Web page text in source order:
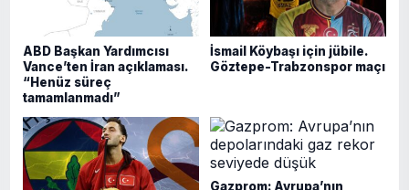
ABD Başkan Yardımcısı
Vance’ten İran açıklaması.
“Henüz süreç
tamamlanmadı”
İsmail Köybaşı için jübile.
Göztepe-Trabzonspor maçı
Gazprom: Avrupa’nın